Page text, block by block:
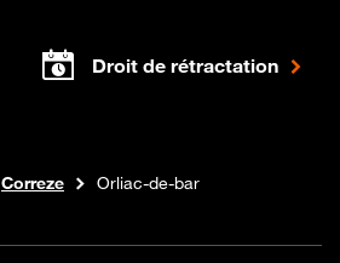
Droit de rétractation
Correze Orliac-de-bar